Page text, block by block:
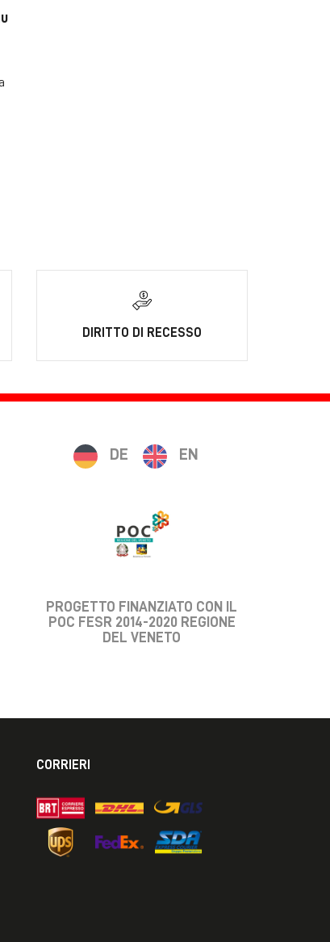
DIRITTO DI RECESSO
DE EN
PROGETTO FINANZIATO CON IL
POC FESR 2014-2020 REGIONE
DEL VENETO
CORRIERI